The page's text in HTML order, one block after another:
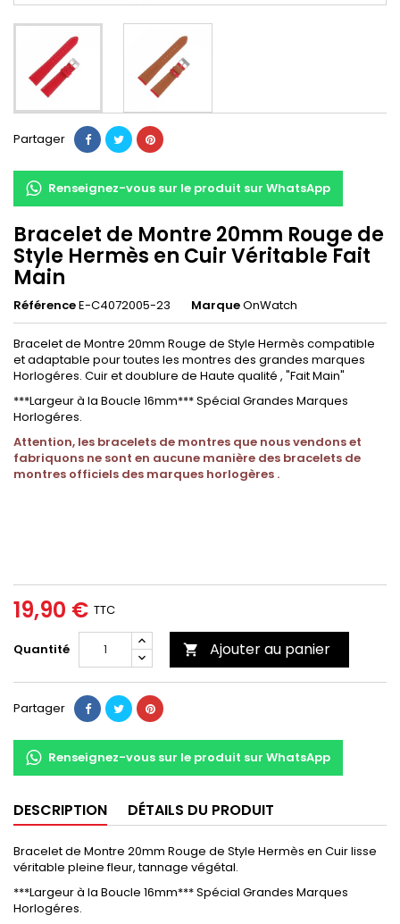
Partager
Renseignez-vous sur le produit sur WhatsApp
Bracelet de Montre 20mm Rouge de
Style Hermès en Cuir Véritable Fait
Main
RéférenceE-C4072005-23 MarqueOnWatch
Bracelet de Montre 20mm Rouge de Style Hermès compatible
et adaptable pour toutes les montres des grandes marques
Horlogéres. Cuir et doublure de Haute qualité , "Fait Main"
***Largeur à la Boucle 16mm*** Spécial Grandes Marques
Horlogéres.
Attention, les bracelets de montres que nous vendons et
fabriquons ne sont en aucune manière des bracelets de
montres officiels des marques horlogères .
19,90 € TTC
Quantité  Ajouter au panier
Partager
Renseignez-vous sur le produit sur WhatsApp
DESCRIPTION DÉTAILS DU PRODUIT
Bracelet de Montre 20mm Rouge de Style Hermès en Cuir lisse
véritable pleine fleur, tannage végétal.
***Largeur à la Boucle 16mm*** Spécial Grandes Marques
Horlogéres.